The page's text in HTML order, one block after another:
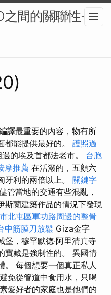
之間的關聯性-數
譯最重要的內容，物有所
都能提供最好的。 護照過
的埃及首都法老市。 台胞
摩推薦 在活潑的，五顏六
牙利的兩倍以上。 關鍵字
管當地的交通有些混亂，
斯蘭建築作品的情況下發現
北屯區軍功路周邊的整骨
中筋膜刀放鬆 Giza金字
，穆罕默德·阿里清真寺
寶藏是強制性的。 異國情
。 每個想要一個真正私人
免從管道中食用水，只喝
愛好者的家庭也是他們的